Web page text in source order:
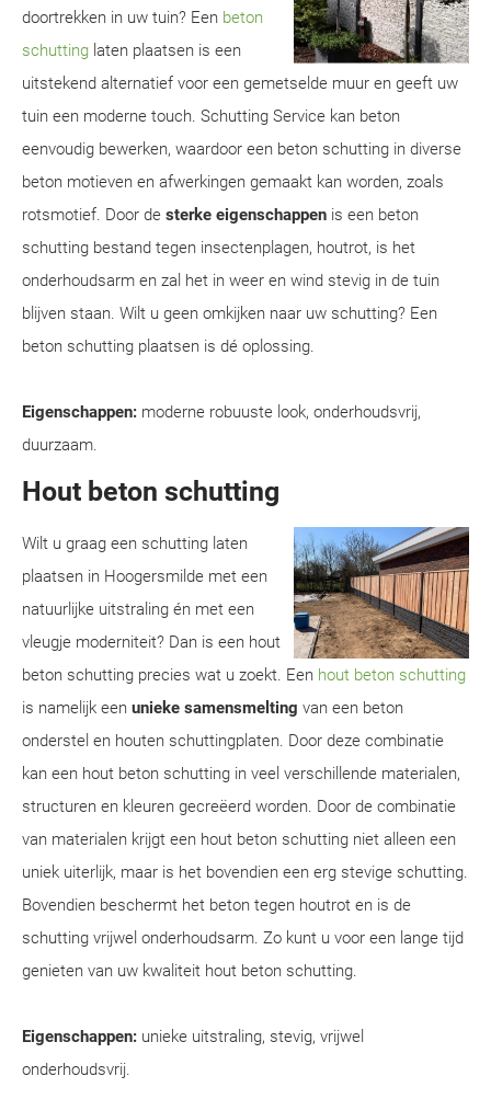
doortrekken in uw tuin? Een beton
schutting laten plaatsen is een
uitstekend alternatief voor een gemetselde muur en geeft uw
tuin een moderne touch. Schutting Service kan beton
eenvoudig bewerken, waardoor een beton schutting in diverse
beton motieven en afwerkingen gemaakt kan worden, zoals
rotsmotief. Door de sterke eigenschappen is een beton
schutting bestand tegen insectenplagen, houtrot, is het
onderhoudsarm en zal het in weer en wind stevig in de tuin
blijven staan. Wilt u geen omkijken naar uw schutting? Een
beton schutting plaatsen is dé oplossing.
Eigenschappen: moderne robuuste look, onderhoudsvrij,
duurzaam.
Hout beton schutting
Wilt u graag een schutting laten
plaatsen in Hoogersmilde met een
natuurlijke uitstraling én met een
vleugje moderniteit? Dan is een hout
beton schutting precies wat u zoekt. Een hout beton schutting
is namelijk een unieke samensmelting van een beton
onderstel en houten schuttingplaten. Door deze combinatie
kan een hout beton schutting in veel verschillende materialen,
structuren en kleuren gecreëerd worden. Door de combinatie
van materialen krijgt een hout beton schutting niet alleen een
uniek uiterlijk, maar is het bovendien een erg stevige schutting.
Bovendien beschermt het beton tegen houtrot en is de
schutting vrijwel onderhoudsarm. Zo kunt u voor een lange tijd
genieten van uw kwaliteit hout beton schutting.
Eigenschappen: unieke uitstraling, stevig, vrijwel
onderhoudsvrij.